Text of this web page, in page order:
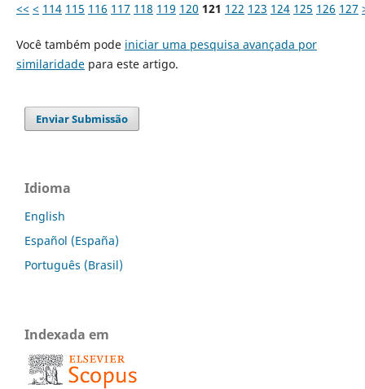
<< < 114 115 116 117 118 119 120 121 122 123 124 125 126 127
Você também pode iniciar uma pesquisa avançada por
similaridadepara este artigo.
Enviar Submissão
Idioma
English
Español (España)
Português (Brasil)
Indexada em